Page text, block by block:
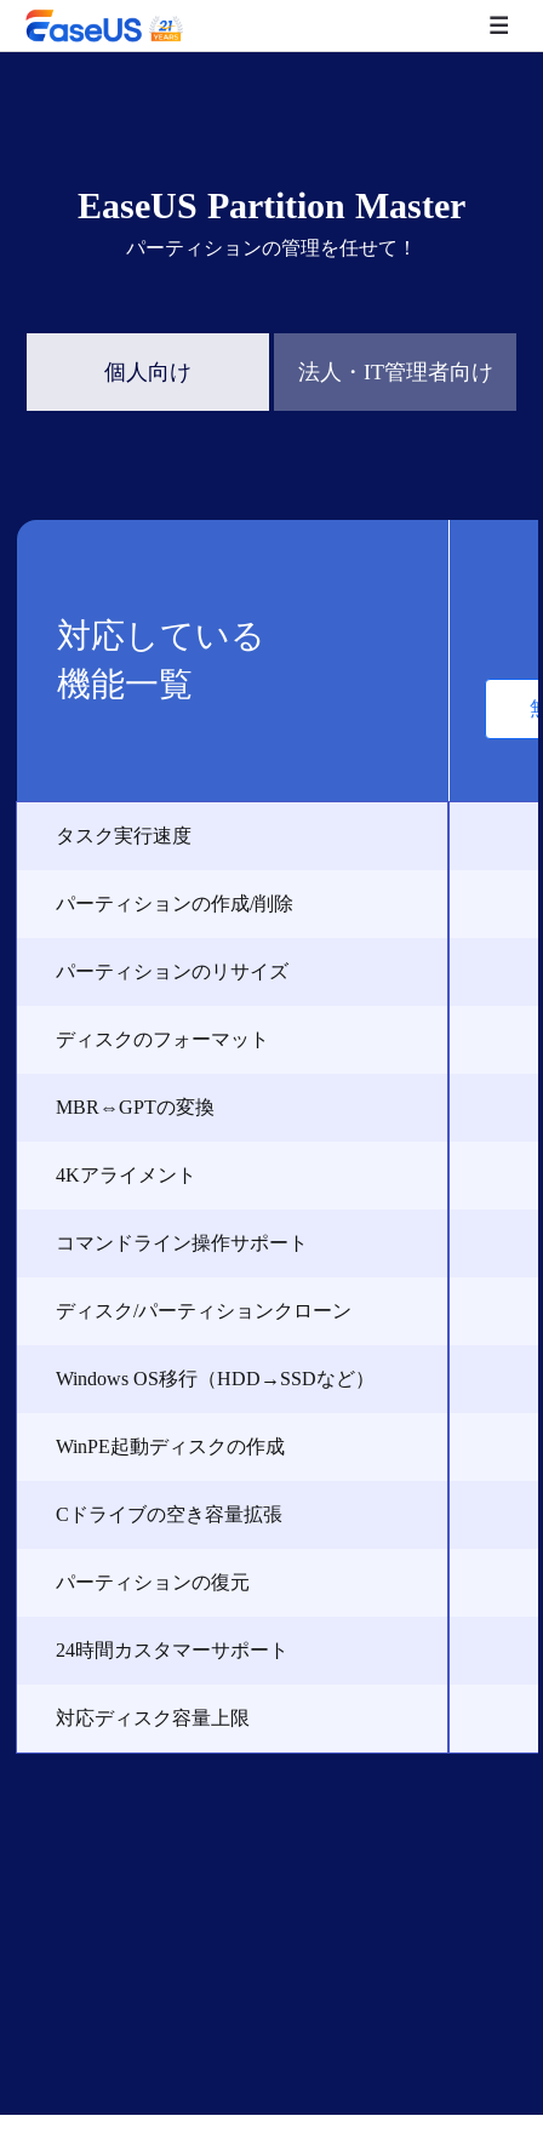
EaseUS Partition Master
パーティションの管理を任せて！
個人向け 法人・IT管理者向け
対応している
機能一覧
タスク実行速度
パーティションの作成/削除
パーティションのリサイズ
ディスクのフォーマット
MBR⇔GPTの変換
4Kアライメント
コマンドライン操作サポート
ディスク/パーティションクローン
Windows OS移行（HDD→SSDなど）
WinPE起動ディスクの作成
Cドライブの空き容量拡張
パーティションの復元
24時間カスタマーサポート
対応ディスク容量上限